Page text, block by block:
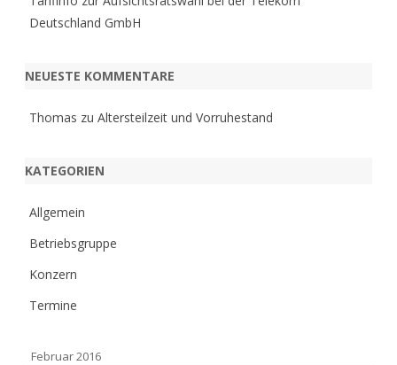
Deutschland GmbH
NEUESTE KOMMENTARE
Thomas zu Altersteilzeit und Vorruhestand
KATEGORIEN
Allgemein
Betriebsgruppe
Konzern
Termine
Februar 2016